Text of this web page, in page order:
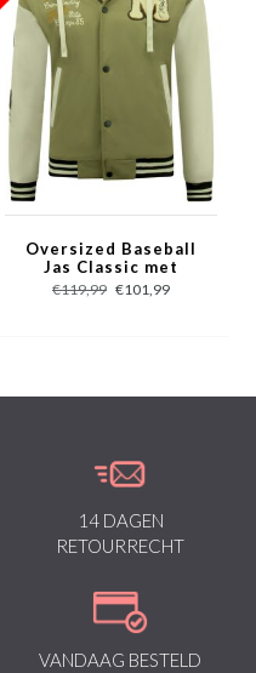
/ Stomerij
Oversized Baseball
Jas Classic met
Capuchon -8632-
Groen
€119,99 €101,99
14 DAGEN
RETOURRECHT
VANDAAG BESTELD